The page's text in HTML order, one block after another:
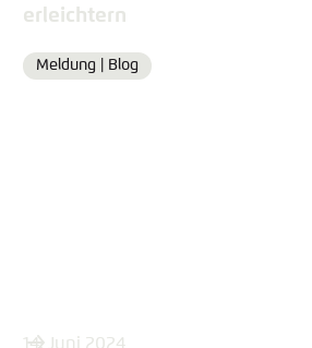
erleichtern
Format
Meldung | Blog
14. Juni 2024